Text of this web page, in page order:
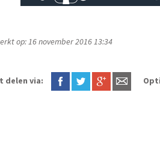
op: 16 november 2016 13:34
delen via: